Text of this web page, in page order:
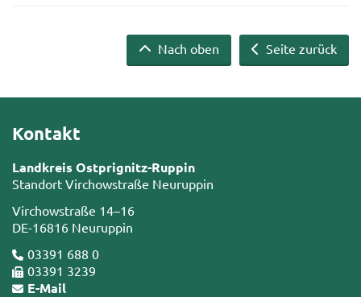
Seite zurück
Nach oben
Kontakt
Landkreis Ostprignitz-Ruppin
Standort Virchowstraße Neuruppin
Virchowstraße 14–16
DE-16816 Neuruppin
03391 688 0
03391 3239
E-Mail